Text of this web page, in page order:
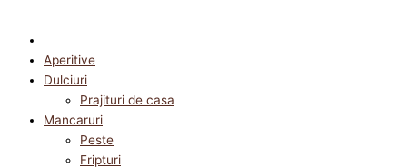
Aperitive
Dulciuri
Prajituri de casa
Mancaruri
Peste
Fripturi